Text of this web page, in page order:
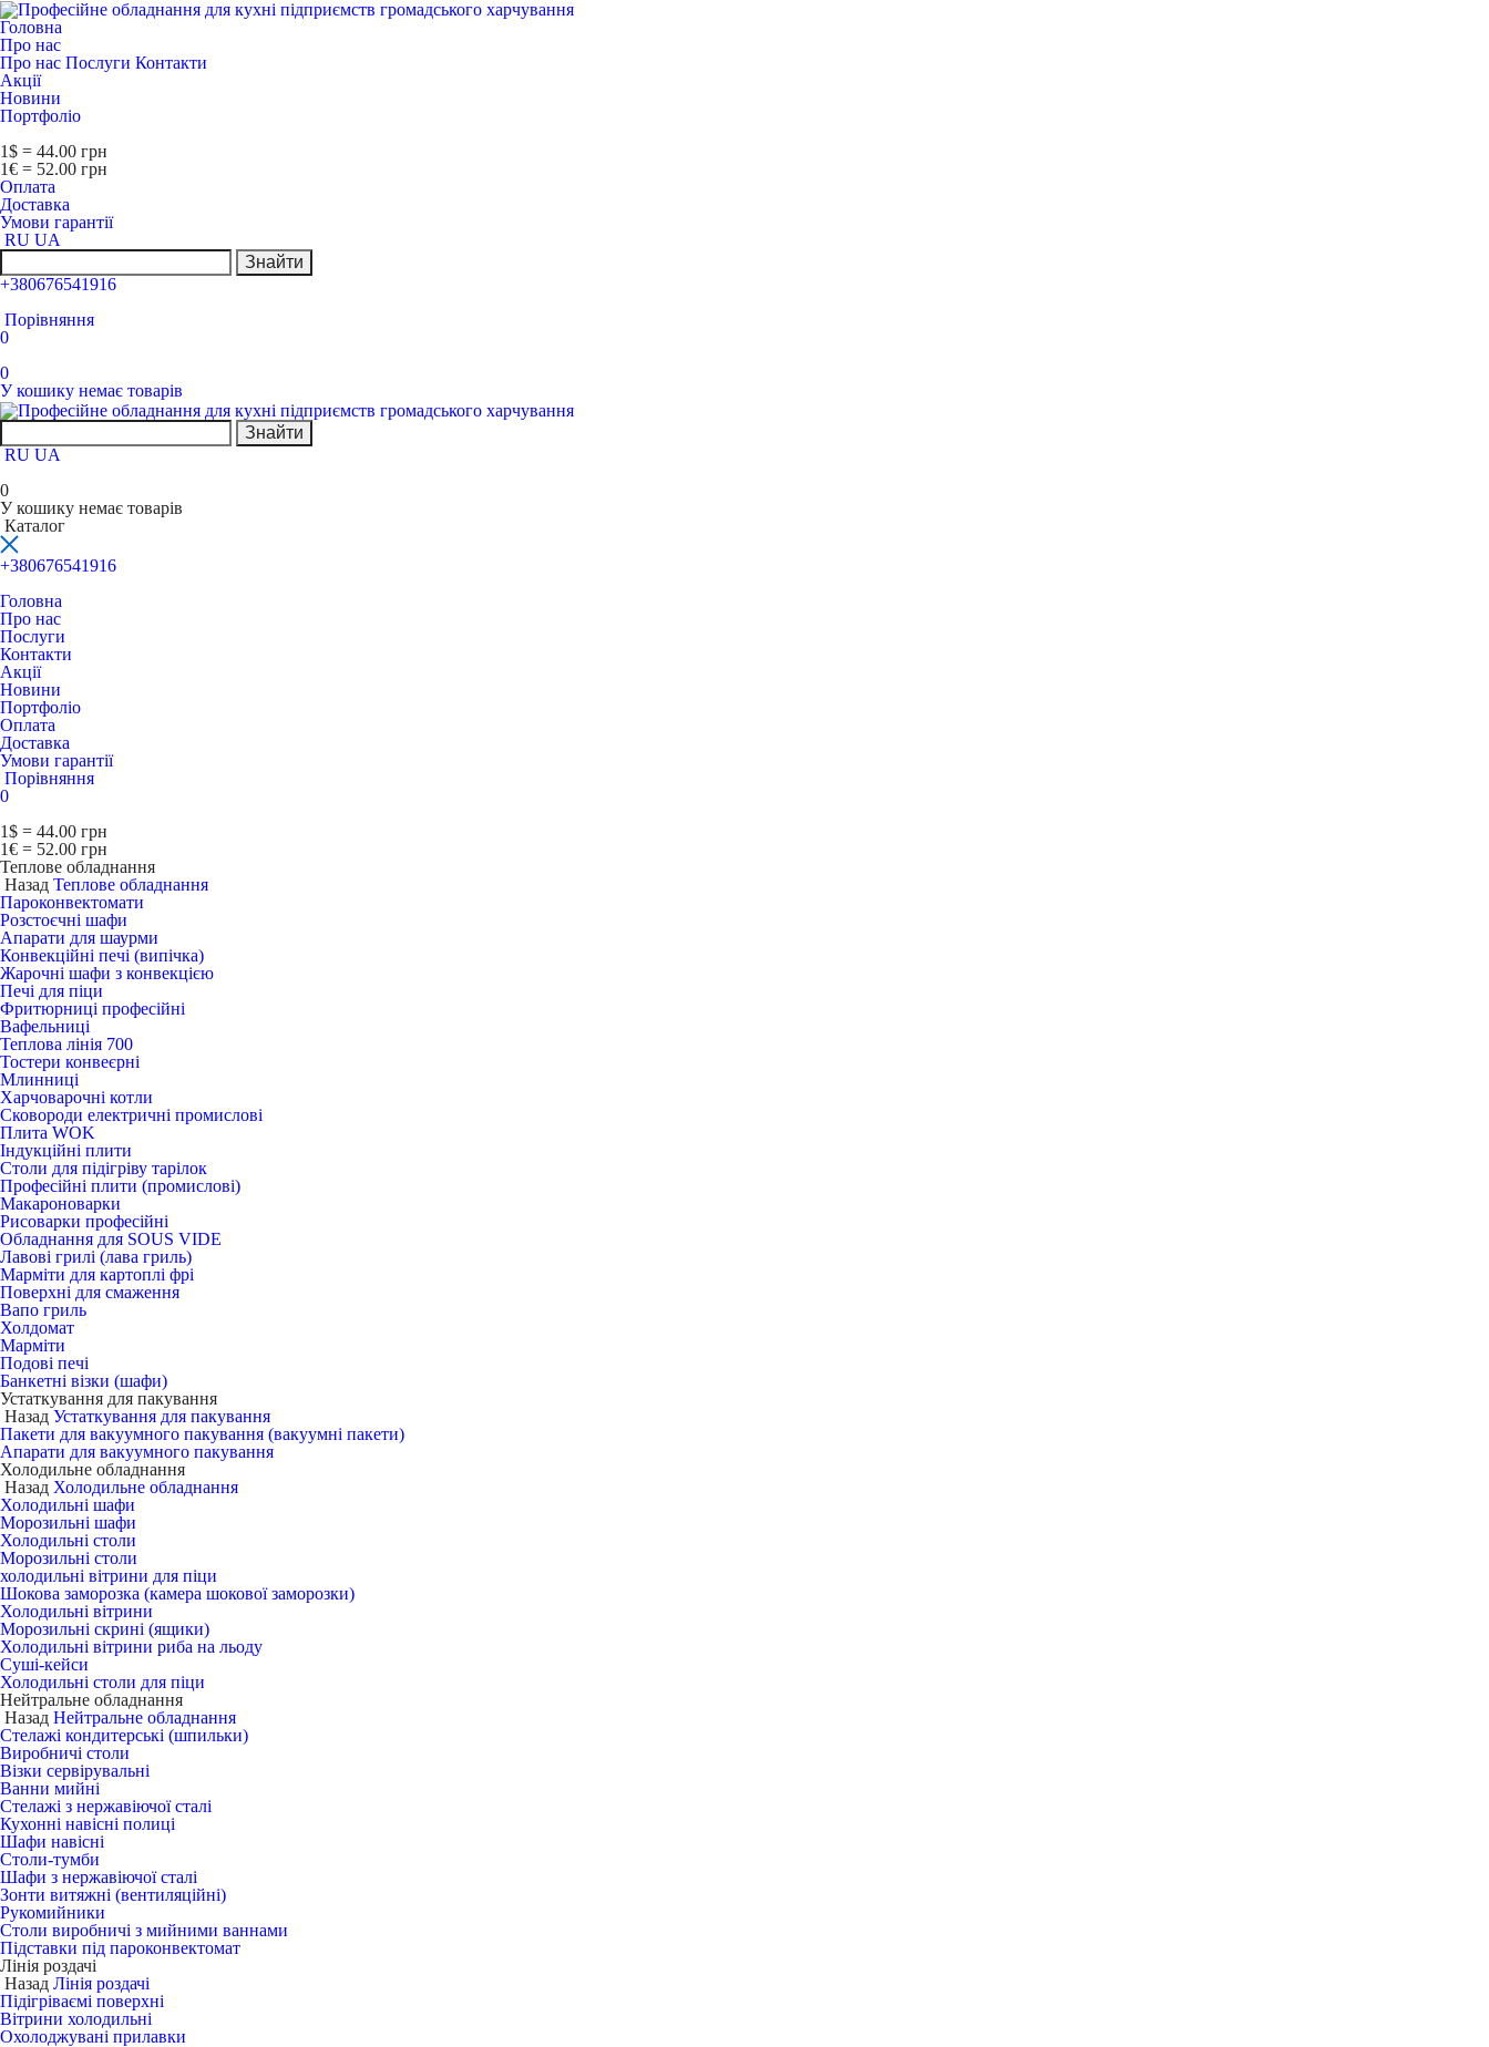
Головна
Про нас
Про нас Послуги Контакти
Акції
Новини
Портфоліо
1$ = 44.00 грн
1€ = 52.00 грн
Оплата
Доставка
Умови гарантії
RU UA
Знайти
+380676541916
Порівняння
0
0
У кошику немає товарів
Знайти
RU UA
0
У кошику немає товарів
Каталог
+380676541916
Головна
Про нас
Послуги
Контакти
Акції
Новини
Портфоліо
Оплата
Доставка
Умови гарантії
Порівняння
0
1$ = 44.00 грн
1€ = 52.00 грн
Теплове обладнання
Назад Теплове обладнання
Пароконвектомати
Розстоєчні шафи
Апарати для шаурми
Конвекційні печі (випічка)
Жарочні шафи з конвекцією
Печі для піци
Фритюрниці професійні
Вафельниці
Теплова лінія 700
Тостери конвеєрні
Млинниці
Харчоварочні котли
Сковороди електричні промислові
Плита WOK
Індукційні плити
Столи для підігріву тарілок
Професійні плити (промислові)
Макароноварки
Рисоварки професійні
Обладнання для SOUS VIDE
Лавові грилі (лава гриль)
Марміти для картоплі фрі
Поверхні для смаження
Вапо гриль
Холдомат
Марміти
Подові печі
Банкетні візки (шафи)
Устаткування для пакування
Назад Устаткування для пакування
Пакети для вакуумного пакування (вакуумні пакети)
Апарати для вакуумного пакування
Холодильне обладнання
Назад Холодильне обладнання
Холодильні шафи
Морозильні шафи
Холодильні столи
Морозильні столи
холодильні вітрини для піци
Шокова заморозка (камера шокової заморозки)
Холодильні вітрини
Морозильні скрині (ящики)
Холодильні вітрини риба на льоду
Суші-кейси
Холодильні столи для піци
Нейтральне обладнання
Назад Нейтральне обладнання
Стелажі кондитерські (шпильки)
Виробничі столи
Візки сервірувальні
Ванни мийні
Стелажі з нержавіючої сталі
Кухонні навісні полиці
Шафи навісні
Столи-тумби
Шафи з нержавіючої сталі
Зонти витяжні (вентиляційні)
Рукомийники
Столи виробничі з мийними ваннами
Підставки під пароконвектомат
Лінія роздачі
Назад Лінія роздачі
Підігріваємі поверхні
Вітрини холодильні
Охолоджувані прилавки